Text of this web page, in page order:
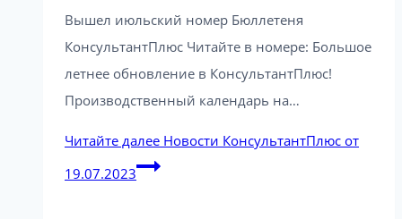
Вышел июльский номер Бюллетеня
КонсультантПлюс Читайте в номере: Большое
летнее обновление в КонсультантПлюс!
Производственный календарь на…
Читайте далее Новости КонсультантПлюс от
19.07.2023